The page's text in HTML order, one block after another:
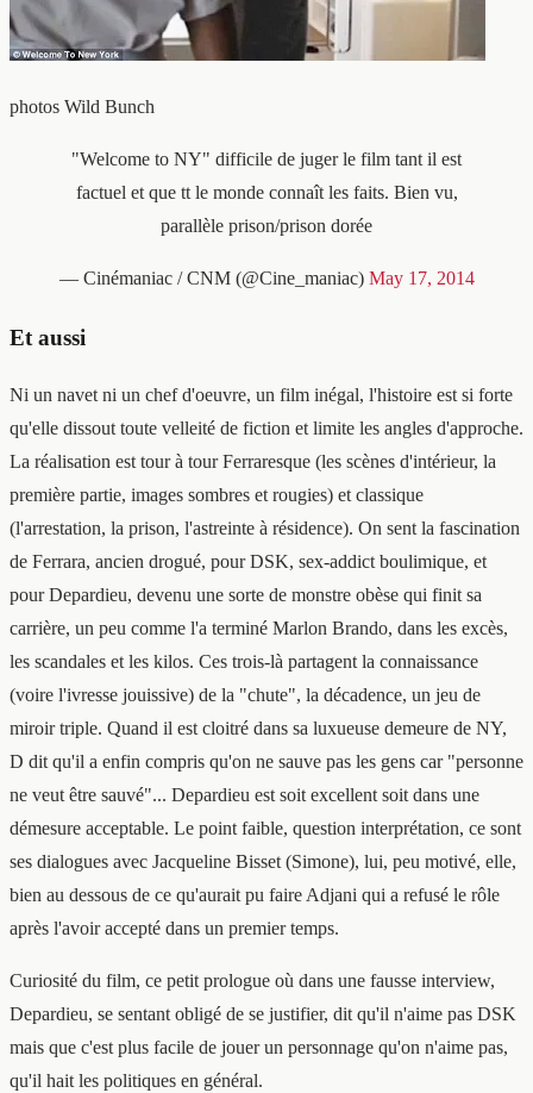
photos Wild Bunch
"Welcome to NY" difficile de juger le film tant il est
factuel et que tt le monde connaît les faits. Bien vu,
parallèle prison/prison dorée
— Cinémaniac / CNM (@Cine_maniac) May 17, 2014
Et aussi
Ni un navet ni un chef d'oeuvre, un film inégal, l'histoire est si forte
qu'elle dissout toute velleité de fiction et limite les angles d'approche.
La réalisation est tour à tour Ferraresque (les scènes d'intérieur, la
première partie, images sombres et rougies) et classique
(l'arrestation, la prison, l'astreinte à résidence). On sent la fascination
de Ferrara, ancien drogué, pour DSK, sex-addict boulimique, et
pour Depardieu, devenu une sorte de monstre obèse qui finit sa
carrière, un peu comme l'a terminé Marlon Brando, dans les excès,
les scandales et les kilos. Ces trois-là partagent la connaissance
(voire l'ivresse jouissive) de la "chute", la décadence, un jeu de
miroir triple. Quand il est cloitré dans sa luxueuse demeure de NY,
D dit qu'il a enfin compris qu'on ne sauve pas les gens car "personne
ne veut être sauvé"... Depardieu est soit excellent soit dans une
démesure acceptable. Le point faible, question interprétation, ce sont
ses dialogues avec Jacqueline Bisset (Simone), lui, peu motivé, elle,
bien au dessous de ce qu'aurait pu faire Adjani qui a refusé le rôle
après l'avoir accepté dans un premier temps.
Curiosité du film, ce petit prologue où dans une fausse interview,
Depardieu, se sentant obligé de se justifier, dit qu'il n'aime pas DSK
mais que c'est plus facile de jouer un personnage qu'on n'aime pas,
qu'il hait les politiques en général.